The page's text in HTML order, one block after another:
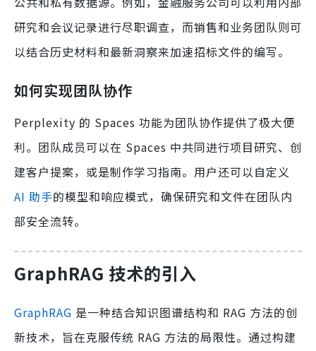
研究和会议记录进行尽职调查，而销售和业务团队则可
以结合历史材料和最新洞察来加速招标文件的编写。
如何实现团队协作
Perplexity 的 Spaces 功能为团队协作提供了极大便
利。团队成员可以在 Spaces 中共同进行项目研究、创
建客户提案，或是制作学习指南。用户还可以自定义
AI 助手的模型和响应模式，确保研究和文件在团队内
部安全流转。
GraphRAG 技术的引入
GraphRAG 是一种结合知识图谱结构和 RAG 方法的创
新技术，旨在克服传统 RAG 方法的局限性。通过构建